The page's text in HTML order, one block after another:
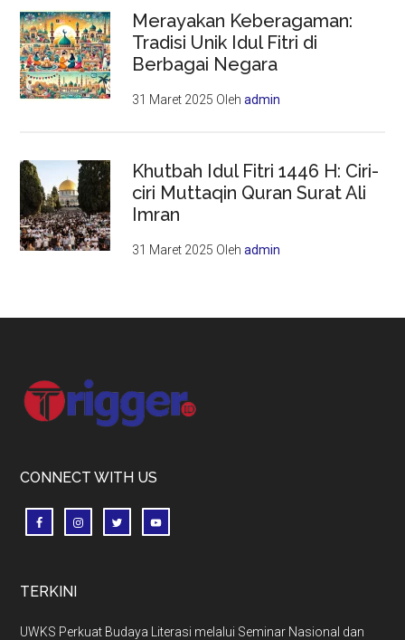
Merayakan Keberagaman:
Tradisi Unik Idul Fitri di
Berbagai Negara
31 Maret 2025 Olehadmin
Khutbah Idul Fitri 1446 H: Ciri-
ciri Muttaqin Quran Surat Ali
Imran
31 Maret 2025 Olehadmin
Footer
CONNECT WITH US
TERKINI
UWKS Perkuat Budaya Literasi melalui Seminar Nasional dan